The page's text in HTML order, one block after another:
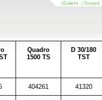
//Esileht //Tooted
Quadro
1500 TS
D 30/180
TST
404261 41320